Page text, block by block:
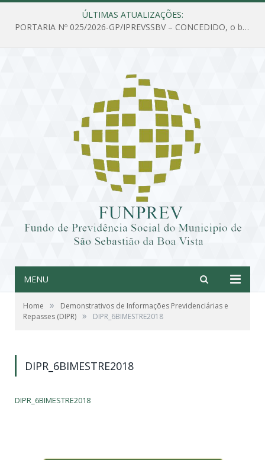
ÚLTIMAS ATUALIZAÇÕES:
PORTARIA Nº 025/2026-GP/IPREVSSBV – CONCEDIDO, o benefício de PENSÃO a MARIA ESTELA DOS SANTOS SOUZA
MENU
Home »
Demonstrativos de Informações Previdenciárias e
Repasses (DIPR) » DIPR_6BIMESTRE2018
DIPR_6BIMESTRE2018
DIPR_6BIMESTRE2018